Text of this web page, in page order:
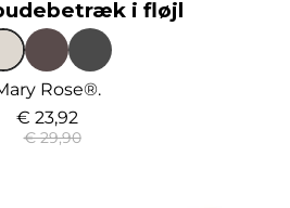
i fløjl
Rose®.
€ 23,92
€ 29,90